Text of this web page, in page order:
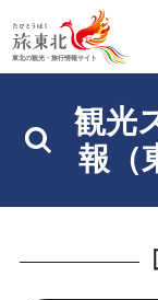
観光
報（